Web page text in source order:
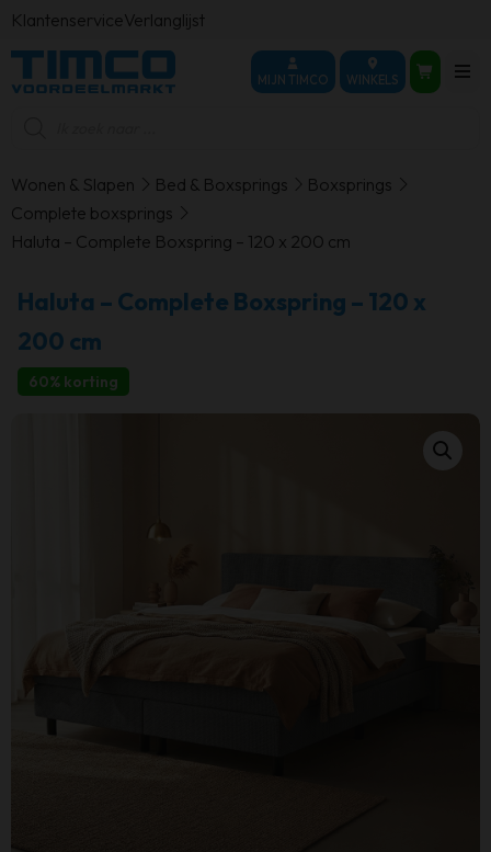
KlantenserviceVerlanglijst
MIJN TIMCO WINKELS
Wonen & Slapen Bed & Boxsprings
Boxsprings
Complete boxsprings
Haluta – Complete Boxspring – 120 x 200 cm
Haluta – Complete Boxspring – 120 x
200 cm
60% korting